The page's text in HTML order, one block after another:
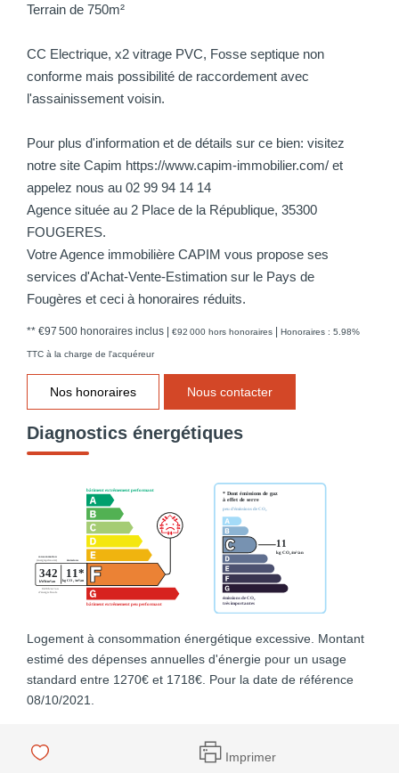
Terrain de 750m²
CC Electrique, x2 vitrage PVC, Fosse septique non
conforme mais possibilité de raccordement avec
l'assainissement voisin.
Pour plus d'information et de détails sur ce bien: visitez
notre site Capim https://www.capim-immobilier.com/ et
appelez nous au 02 99 94 14 14
Agence située au 2 Place de la République, 35300
FOUGERES.
Votre Agence immobilière CAPIM vous propose ses
services d'Achat-Vente-Estimation sur le Pays de
Fougères et ceci à honoraires réduits.
** €97 500 honoraires inclus | €92 000 hors honoraires | Honoraires : 5.98%
TTC à la charge de l'acquéreur
Nos honoraires Nous contacter
Diagnostics énergétiques
Logement à consommation énergétique excessive. Montant
estimé des dépenses annuelles d'énergie pour un usage
standard entre 1270€ et 1718€. Pour la date de référence
08/10/2021.
Imprimer